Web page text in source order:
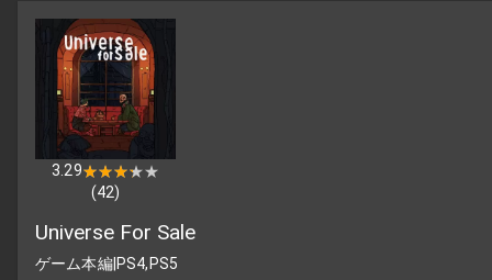
3.29★★★★★
★★★★★
(42)
Universe For Sale
ゲーム本編|PS4,PS5